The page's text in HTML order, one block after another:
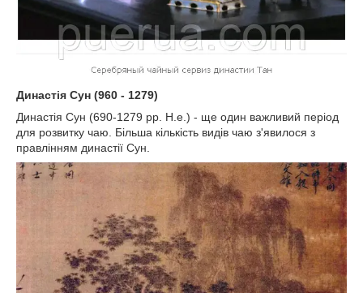
Династія Сун (960 - 1279)
Династія Сун (690-1279 рр. Н.е.) - ще один важливий період
для розвитку чаю. Більша кількість видів чаю з'явилося з
правлінням династії Сун.